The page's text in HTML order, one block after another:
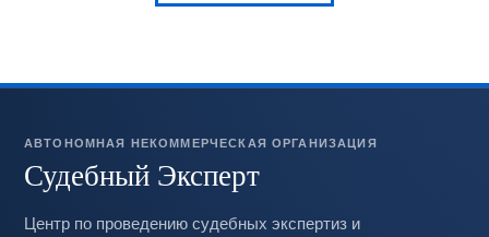
АВТОНОМНАЯ НЕКОММЕРЧЕСКАЯ ОРГАНИЗАЦИЯ
Судебный Эксперт
Центр по проведению судебных экспертиз и